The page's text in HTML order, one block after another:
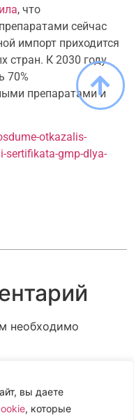
вы даете
, которые
, что
сейчас
импорт приходится
стран. К 2030 году
70%
препаратами и
otkazalis-
sertifikata-gmp-dlya-
необходимо